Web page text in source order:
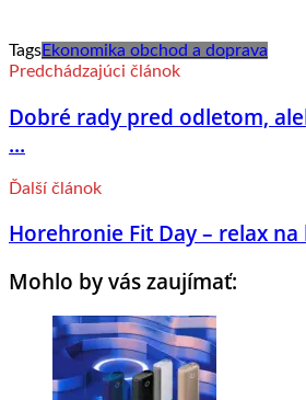
TagsEkonomika obchod a doprava
Predchádzajúci článok
Dobré rady pred odletom,
...
Ďalší článok
Horehronie Fit Day – relax na
Mohlo by vás zaujímať: